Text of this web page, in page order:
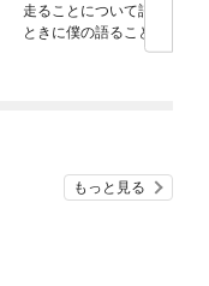
走ることについて語る
ときに僕の語ること
もっと見る